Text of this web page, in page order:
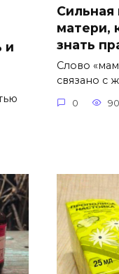
и
Сильная
матери,
знать
Слово
связано с
0 90